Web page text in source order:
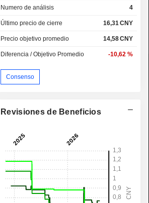
Numero de análisis 4
Último precio de cierre 16,31CNY
Precio objetivo promedio 14,58CNY
Diferencia / Objetivo Promedio -10,62 %
Consenso
Revisiones de Beneficios